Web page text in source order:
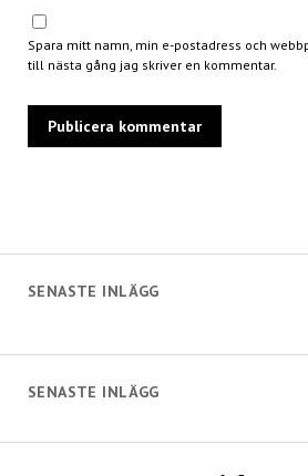
SENASTE INLÄGG
Spara mitt namn, min e-postadress och
till nästa gång jag skriver en kommentar.
SENASTE INLÄGG